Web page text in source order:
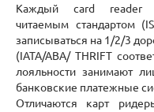
Каждый card reader
читаемым стандартом
записываться на 1/2/3
(IATA/ABA/ THRIFT
лояльности занимают
банковские платежные
Отличаются карт